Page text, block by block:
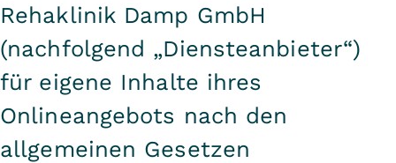
Rehaklinik Damp GmbH
(nachfolgend „Diensteanbieter“)
für eigene Inhalte ihres
Onlineangebots nach den
allgemeinen Gesetzen